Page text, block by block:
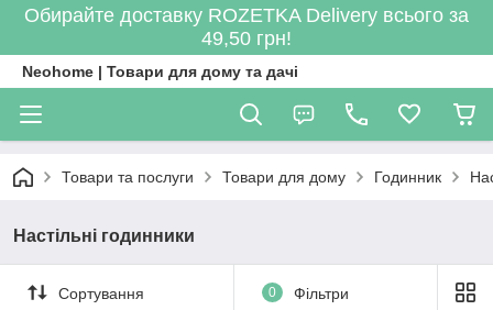
Обирайте доставку ROZETKA Delivery всього за
49,50 грн!
Neohome | Товари для дому та дачі
Товари та послуги Товари для дому Годинник
Настільні годинники
Сортування 0 Фільтри